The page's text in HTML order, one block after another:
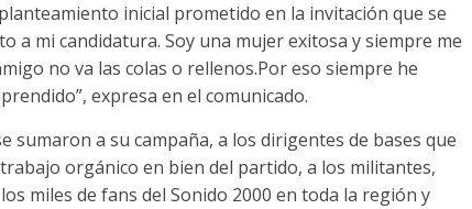
inicial prometido en la invitación que se
a mi candidatura. Soy una mujer exitosa y siempre me
no va las colas o rellenos.Por eso siempre he
expresa en el comunicado.
sumaron a su campaña, a los dirigentes de bases que
orgánico en bien del partido, a los militantes,
miles de fans del Sonido 2000 en toda la región y